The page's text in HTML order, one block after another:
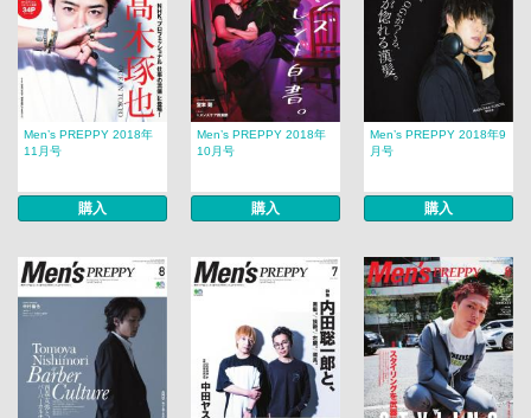
Men’s PREPPY 2018年
11月号
購入
Men’s PREPPY 2018年
10月号
購入
Men’s PREPPY 2018年9
月号
購入